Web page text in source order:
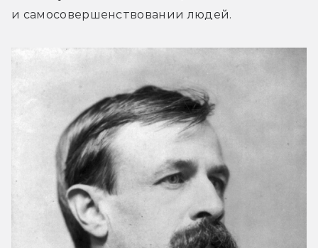
и самосовершенствовании людей.